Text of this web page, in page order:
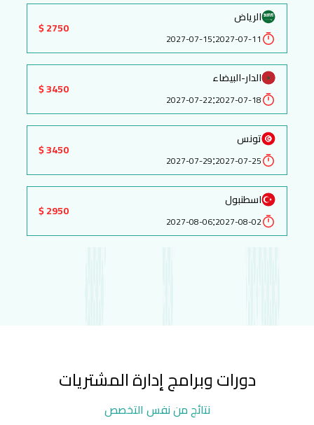
الرياض
2027-07-11
:
2027-07-15
2750 $
الدار-البيضاء
2027-07-18
:
2027-07-22
3450 $
تونس
2027-07-25
:
2027-07-29
3450 $
اسطنبول
2027-08-02
:
2027-08-06
2950 $
دورات وبرامج إدارة المشتريات
نتائج من نفس التخصص